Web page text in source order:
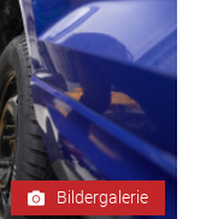
Bildergalerie